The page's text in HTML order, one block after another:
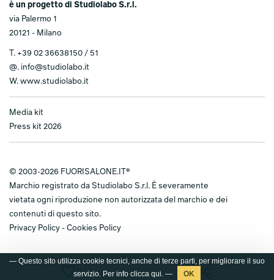
— Questo sito utilizza cookie tecnici, anche di terze parti, per migliorare il suo
servizio. Per info clicca qui. —
è un progetto di Studiolabo S.r.l.
via Palermo 1
20121 - Milano
T. +39 02 36638150 / 51
@. info@studiolabo.it
W. www.studiolabo.it
Media kit
Press kit 2026
© 2003-2026 FUORISALONE.IT®
Marchio registrato da Studiolabo S.r.l. È severamente
vietata ogni riproduzione non autorizzata del marchio e dei
contenuti di questo sito.
Privacy Policy - Cookies Policy